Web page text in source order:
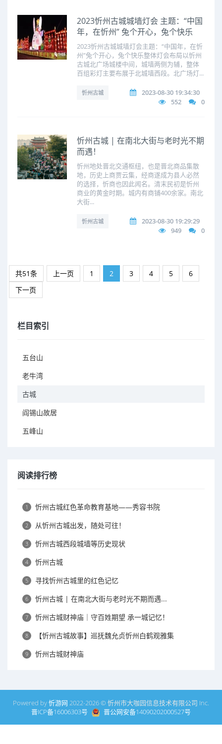
2023忻州古城城墙灯会 主题：“中国
年，在忻州” 兔个开心，兔个快乐
2023忻州古城城墙灯会主题：“中国年，在忻
州”兔个开心，兔个快乐整体灯会布局以忻州
古城北广场城楼中间，城墙两侧为辅，整体
百组彩灯主要布展于北城墙西段。北广场灯...
忻州古城
2023-08-30 19:34:30
552
0
忻州古城 | 在南北大街与老时光不期
而遇！
忻州地处晋北交通枢纽，也是晋北商品集散
地，历史上商贾云集，经商遂成为县人必然
的选择，忻商也因此闻名。清末民初是忻州
商业的黄金时期。城内有商铺400余家。南北
大街...
忻州古城
2023-08-30 19:29:29
949
0
共51条 上一页 1 2 3 4 5
6
下一页
栏目索引
五台山
老牛湾
古城
阎锡山故居
五峰山
阅读排行榜
1 忻州古城红色革命教育基地——秀容书院
2 从忻州古城出发，随处可往！
3 忻州古城西段城墙等历史现状
4 忻州古城
5 寻找忻州古城里的红色记忆
6 忻州古城 | 在南北大街与老时光不期而遇...
7 忻州古城财神庙｜守百姓期望 承一城记忆！
8 【忻州古城故事】巡抚魏允贞忻州白鹤观雅集
9 忻州古城财神庙
Powered by忻游网 2022-2026 © 忻州市大咖园信息技术有限公司 Inc.
晋ICP备16006303号
晋公网安备14090202000527号